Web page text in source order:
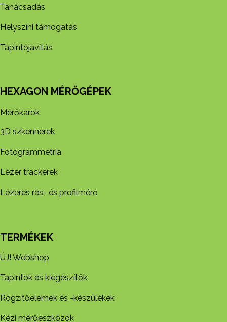
Tanácsadás
Helyszíni támogatás
Tapintójavítás
HEXAGON MÉRŐGÉPEK
Mérőkarok
3D szkennerek
Fotogrammetria
Lézer trackerek
Lézeres rés- és profilmérő
TERMÉKEK
ÚJ! Webshop
Tapintók és kiegészítők
Rögzítőelemek és -készül​ékek
Kézi mérőeszközök